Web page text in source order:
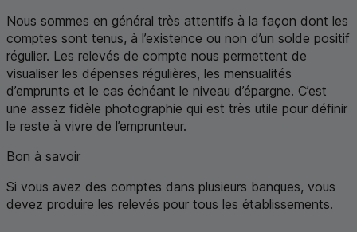
Nous sommes en général très attentifs à la façon dont les
comptes sont tenus, à l’existence ou non d’un solde positif
régulier. Les relevés de compte nous permettent de
visualiser les dépenses régulières, les mensualités
d’emprunts et le cas échéant le niveau d’épargne. C’est
une assez fidèle photographie qui est très utile pour définir
le reste à vivre de l’emprunteur.
Bon à savoir
Si vous avez des comptes dans plusieurs banques, vous
devez produire les relevés pour tous les établissements.